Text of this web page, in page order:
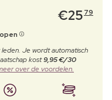
€25 79
leden. Je wordt automatisch
kost9,95 €/30
over de voordelen.